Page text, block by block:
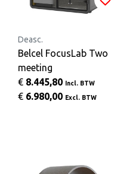
Deasc.
Belcel FocusLab Two
meeting
€ 8.445,80 Incl. BTW
€ 6.980,00 Excl. BTW